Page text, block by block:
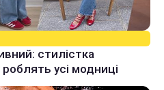
стилістка
усі модниці